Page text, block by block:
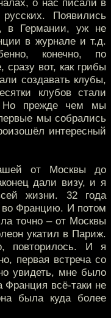
о нас писали в
Появились
в Германии, уж не
в журнале и т.д.
конечно, по
вот, как грибы
создавать клубы,
клубов стали
Но прежде чем мы
мы собрались
интересный
от Москвы до
дали визу, и я
жизни. 32 года
во Францию. И потом
точно – от Москвы
укатил в Париж.
повторилось. И я
первая встреча со
увидеть, мне было
Франция всё-таки не
была куда более